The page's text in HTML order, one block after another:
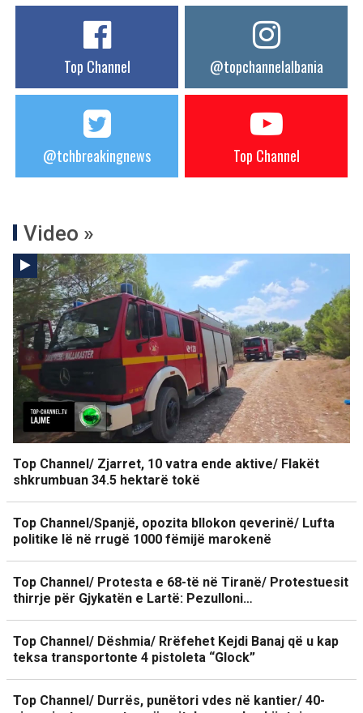
Top Channel @topchannelalbania
@tchbreakingnews Top Channel
Video »
Top Channel/ Zjarret, 10 vatra ende aktive/ Flakët
shkrumbuan 34.5 hektarë tokë
Top Channel/Spanjë, opozita bllokon qeverinë/ Lufta
politike lë në rrugë 1000 fëmijë marokenë
Top Channel/ Protesta e 68-të në Tiranë/ Protestuesit
thirrje për Gjykatën e Lartë: Pezulloni…
Top Channel/ Dëshmia/ Rrëfehet Kejdi Banaj që u kap
teksa transportonte 4 pistoleta “Glock”
Top Channel/ Durrës, punëtori vdes në kantier/ 40-